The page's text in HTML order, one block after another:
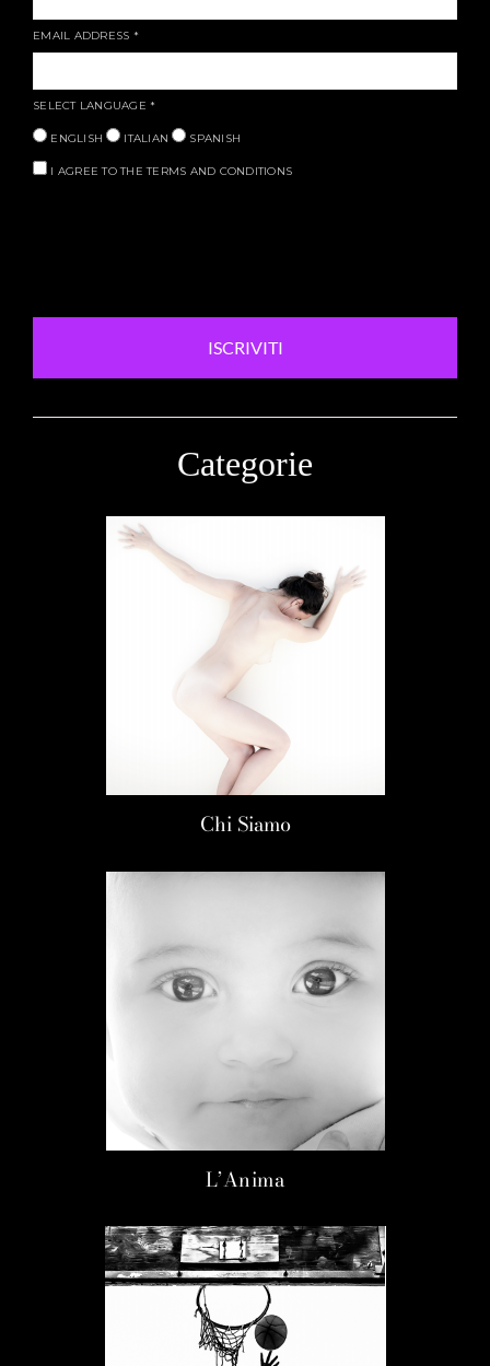
EMAIL ADDRESS *
SELECT LANGUAGE *
ENGLISH ITALIAN SPANISH
I AGREE TO THE TERMS AND CONDITIONS
ISCRIVITI
Categorie
Chi Siamo
L’Anima